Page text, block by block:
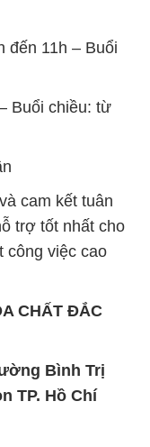
đến 11h – Buổi
Buổi chiều: từ
cam kết tuân
trợ tốt nhất cho
công việc cao
CHẤT ĐẮC
Bình Trị
TP. Hồ Chí